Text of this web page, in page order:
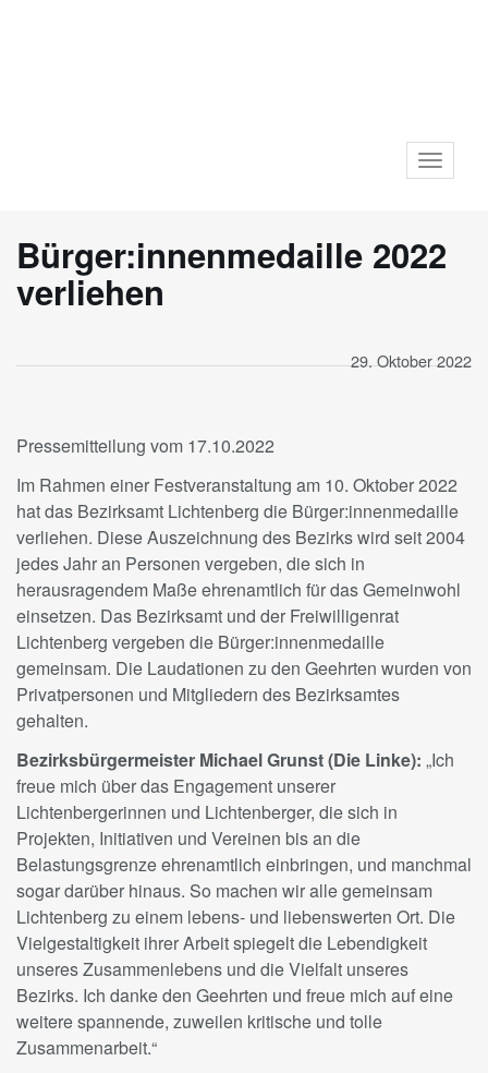
Toggle
Bürger:innenmedaille 2022
verliehen
29. Oktober 2022
Pressemitteilung vom 17.10.2022
Im Rahmen einer Festveranstaltung am 10. Oktober 2022
hat das Bezirksamt Lichtenberg die Bürger:innenmedaille
verliehen. Diese Auszeichnung des Bezirks wird seit 2004
jedes Jahr an Personen vergeben, die sich in
herausragendem Maße ehrenamtlich für das Gemeinwohl
einsetzen. Das Bezirksamt und der Freiwilligenrat
Lichtenberg vergeben die Bürger:innenmedaille
gemeinsam. Die Laudationen zu den Geehrten wurden von
Privatpersonen und Mitgliedern des Bezirksamtes
gehalten.
Bezirksbürgermeister Michael Grunst (Die Linke): „Ich
freue mich über das Engagement unserer
Lichtenbergerinnen und Lichtenberger, die sich in
Projekten, Initiativen und Vereinen bis an die
Belastungsgrenze ehrenamtlich einbringen, und manchmal
sogar darüber hinaus. So machen wir alle gemeinsam
Lichtenberg zu einem lebens- und liebenswerten Ort. Die
Vielgestaltigkeit ihrer Arbeit spiegelt die Lebendigkeit
unseres Zusammenlebens und die Vielfalt unseres
Bezirks. Ich danke den Geehrten und freue mich auf eine
weitere spannende, zuweilen kritische und tolle
Zusammenarbeit.“